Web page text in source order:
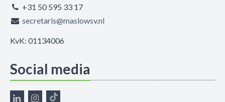
+31 50 595 33 17
secretaris@maslowsv.nl
KvK: 01134006
Social media